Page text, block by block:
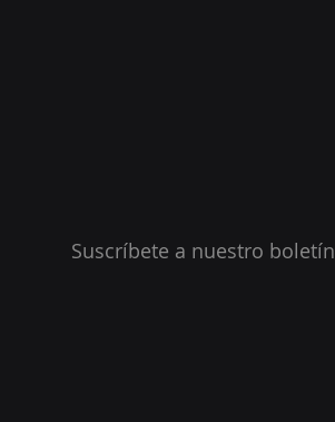
Suscríbete a nuestro boletín